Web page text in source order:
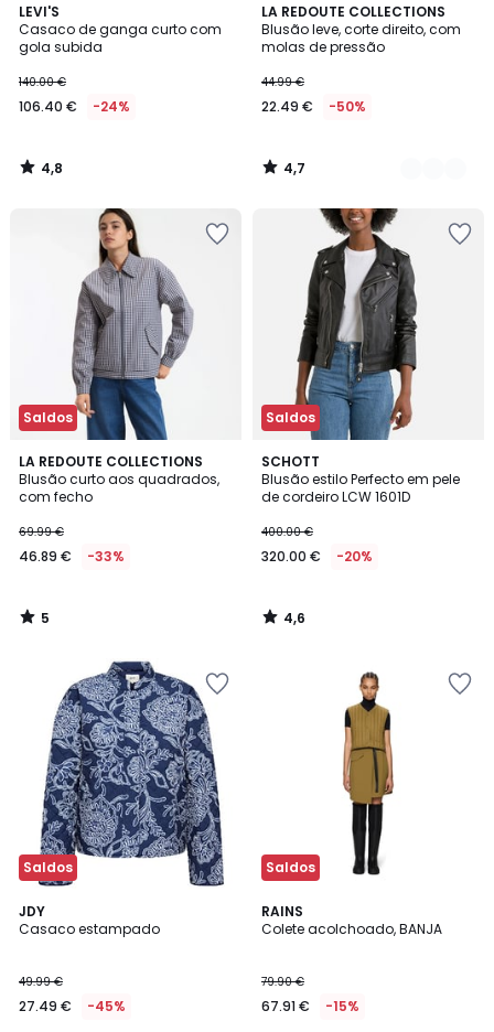
LEVI'S
Casaco de ganga curto com
gola subida
140.00 €
106.40 € -24%
4,8
/ 5
4,8
/
LA REDOUTE COLLECTIONS
Blusão leve, corte direito, com
molas de pressão
44.99 €
22.49 € -50%
4,7
/ 5
2
Cores
4,7
/
Saldos
LA REDOUTE COLLECTIONS
Blusão curto aos quadrados,
com fecho
69.99 €
46.89 € -33%
5
/
5
5
/
Saldos
SCHOTT
Blusão estilo Perfecto em pele
de cordeiro LCW 1601D
400.00 €
320.00 € -20%
4,6
/ 5
4,6
/
Saldos
JDY
Casaco estampado
49.99 €
27.49 € -45%
Saldos
RAINS
Colete acolchoado, BANJA
79.90 €
67.91 € -15%